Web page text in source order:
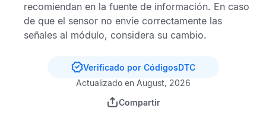
recomiendan en la fuente de información. En caso
de que el sensor no envíe correctamente las
señales al módulo, considera su cambio.
Verificado por CódigosDTC
Actualizado en August, 2026
Compartir